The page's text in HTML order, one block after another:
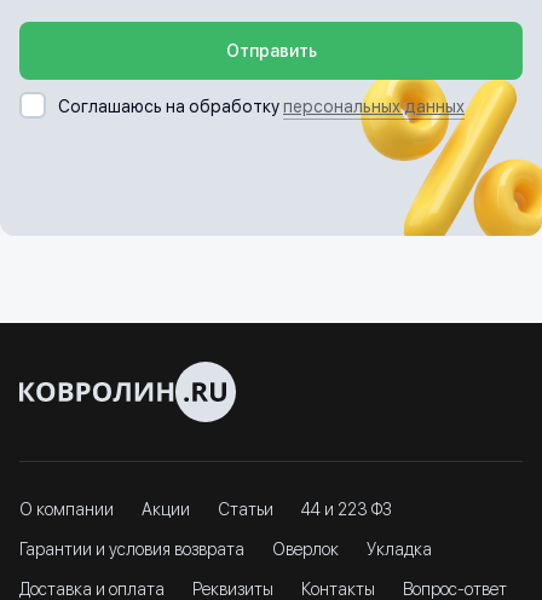
Отправить
Соглашаюсь на обработкуперсональных данных
О компании Акции Статьи 44 и 223 ФЗ
Гарантии и условия возврата Оверлок Укладка
Доставка и оплата Реквизиты Контакты Вопрос-ответ